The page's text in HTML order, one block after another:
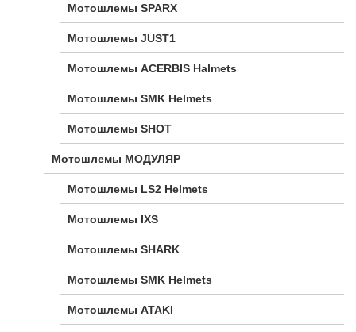
Мотошлемы SPARX
Мотошлемы JUST1
Мотошлемы ACERBIS Halmets
Мотошлемы SMK Helmets
Мотошлемы SHOT
Мотошлемы МОДУЛЯР
Мотошлемы LS2 Helmets
Мотошлемы IXS
Мотошлемы SHARK
Мотошлемы SMK Helmets
Мотошлемы ATAKI